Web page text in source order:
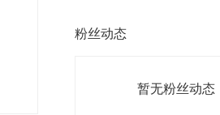
粉丝动态
暂无粉丝动态